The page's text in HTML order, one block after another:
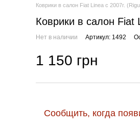
Коврики в салон Fiat Linea с 2007г.
Коврики в салон Fiat
Нет в наличии Артикул: 1492
1 150 грн
Сообщить, когда